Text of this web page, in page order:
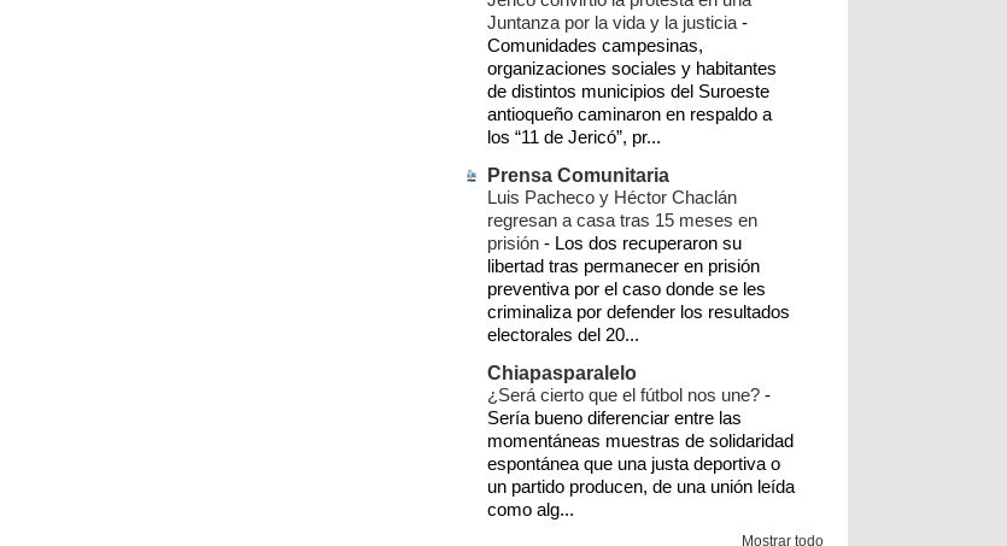
► 08/22/21 - 08/29/21(5)
►08/15/21 - 08/22/21(2)
►08/08/21 - 08/15/21(1)
►08/01/21 - 08/08/21(2)
►
07/25/21 - 08/01/21
►07/18/21 - 07/25/21(1)
►07/11/21 - 07/18/21(3)
►06/06/21 - 06/13/21(1)
►05/09/21 - 05/16/21(4)
►04/11/21 - 04/18/21 (8)
►02/28/21 - 03/07/21(7)
►02/21/21 - 02/28/21(2)
►02/14/21 - 02/21/21(1)
el espinal
pemex seccion 22
CFE
chiapas ixhuatán prd
nacionales
reformas 2012 unión hidalgo
documental
género mundo
ppp
precandidatos 2016
zanatepec
bloqueos
comitancillo
energía renovable
protección civil
tapanatepec
transporte
turismo
Internacional
cartones
costa cotzocón ezln
futbol
idn ieepco incendios
monsanto
mototaxis
niltepec
Juntanza por la vida y la justicia -
Comunidades campesinas,
organizaciones sociales y habitantes
de distintos municipios del Suroeste
antioqueño caminaron en respaldo a
los “11 de Jericó”, pr...
Prensa Comunitaria
Luis Pacheco y Héctor Chaclán
regresan a casa tras 15 meses en
prisión - Los dos recuperaron su
libertad tras permanecer en prisión
preventiva por el caso donde se les
criminaliza por defender los resultados
electorales del 20...
Chiapasparalelo
¿Será cierto que el fútbol nos une? -
Sería bueno diferenciar entre las
momentáneas muestras de solidaridad
espontánea que una justa deportiva o
un partido producen, de una unión leída
como alg...
Mostrar todo